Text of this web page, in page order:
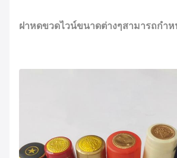
ฝาหดขวดไวน์ขนาดต่างๆสามารถกำห